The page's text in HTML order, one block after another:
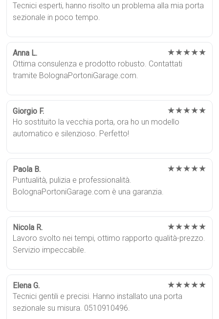
Tecnici esperti, hanno risolto un problema alla mia porta
sezionale in poco tempo.
Anna L. ★★★★★
Ottima consulenza e prodotto robusto. Contattati
tramite BolognaPortoniGarage.com.
Giorgio F. ★★★★★
Ho sostituito la vecchia porta, ora ho un modello
automatico e silenzioso. Perfetto!
Paola B. ★★★★★
Puntualità, pulizia e professionalità.
BolognaPortoniGarage.com è una garanzia.
Nicola R. ★★★★★
Lavoro svolto nei tempi, ottimo rapporto qualità-prezzo.
Servizio impeccabile.
Elena G. ★★★★★
Tecnici gentili e precisi. Hanno installato una porta
sezionale su misura. 0510910496.